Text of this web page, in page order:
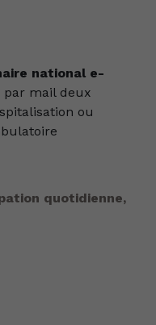
national e-
par mail deux
ou
quotidienne,